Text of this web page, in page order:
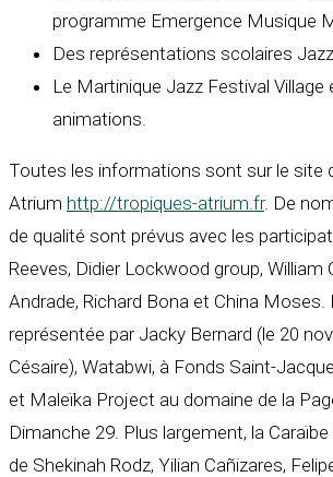
programme Emergence Musique
Des représentations scolaires
Le Martinique Jazz Festival Village
animations.
Toutes les informations sont sur le site
Atrium http://tropiques-atrium.fr. De
de qualité sont prévus avec les
Reeves, Didier Lockwood group, William
Andrade, Richard Bona et China Moses.
représentée par Jacky Bernard (le 20
Césaire), Watabwi, à Fonds Saint-
et Maleïka Project au domaine de la
Dimanche 29. Plus largement, la
de Shekinah Rodz, Yilian Cañizares,